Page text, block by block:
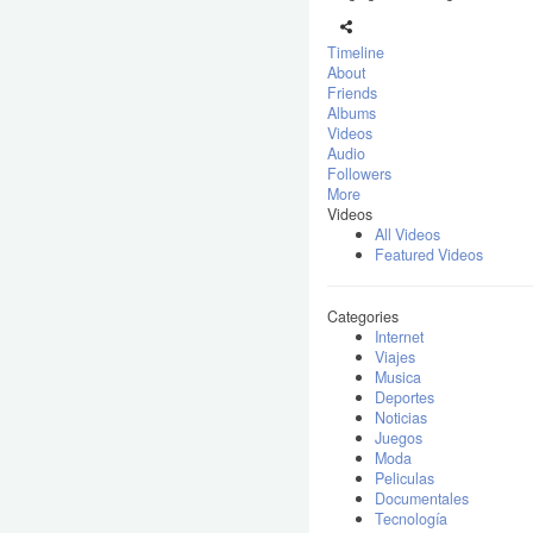
Timeline
About
Friends
Albums
Videos
Audio
Followers
More
Videos
All Videos
Featured Videos
Categories
Internet
Viajes
Musica
Deportes
Noticias
Juegos
Moda
Peliculas
Documentales
Tecnología